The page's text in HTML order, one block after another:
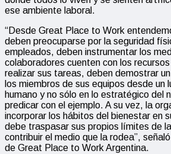
ese ambiente laboral.
“Desde Great Place to Work
deben preocuparse por la seguridad
empleados, deben instrumentar los
colaboradores cuenten con los
realizar sus tareas, deben demostrar
los miembros de sus equipos desde un
humano y no sólo en lo estratégico del
predicar con el ejemplo. A su vez, la
incorporar los hábitos del bienestar en
debe traspasar sus propios límites de
contribuir el medio que la rodea”,
de Great Place to Work Argentina.